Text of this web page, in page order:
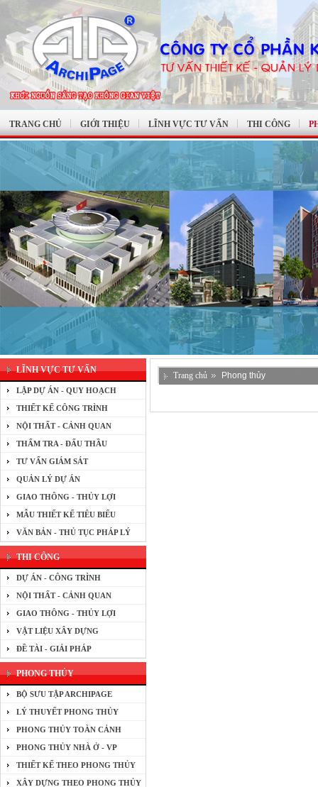
TRANG CHỦ GIỚI THIỆU LĨNH VỰC TƯ VẤN THI CÔNG
LĨNH VỰC TƯ VẤN
LẬP DỰ ÁN - QUY HOẠCH
THIẾT KẾ CÔNG TRÌNH
NỘI THẤT - CẢNH QUAN
THẨM TRA - ĐẤU THẦU
TƯ VẤN GIÁM SÁT
QUẢN LÝ DỰ ÁN
GIAO THÔNG - THỦY LỢI
MẪU THIẾT KẾ TIÊU BIỂU
VĂN BẢN - THỦ TỤC PHÁP LÝ
THI CÔNG
DỰ ÁN - CÔNG TRÌNH
NỘI THẤT - CẢNH QUAN
GIAO THÔNG - THỦY LỢI
VẬT LIỆU XÂY DỰNG
ĐỀ TÀI - GIẢI PHÁP
PHONG THỦY
BỘ SƯU TẬP ARCHIPAGE
LÝ THUYẾT PHONG THỦY
PHONG THỦY TOÀN CẢNH
PHONG THỦY NHÀ Ở - VP
THIẾT KẾ THEO PHONG THỦY
XÂY DỰNG THEO PHONG THỦY
Trang chủ Phong thủy